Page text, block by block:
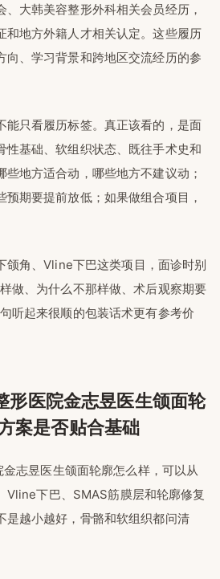
大韩美容整形外科相关会员经历，
和地方外籍人才相关认定。这些履历
向、学习背景和跨地区交流经历的参
能只看履历标签。真正该看的，是面
性基础、软组织状态、既往手术史和
地方适合动，哪些地方不建议动；
期要提前放低；如果做组合项目，
颌角、Vline下巴这类项目，面诊时别
做、为什么不那样做、术后观察期要
听起来很顺的包装话术更有参考价
形医院金志昱医生颌面轮
案是否贴合基础
志昱医生颌面轮廓怎么样，可以从
Vline下巴、SMAS筋膜层和轮廓修复
是越小越好，骨骼和软组织都问清